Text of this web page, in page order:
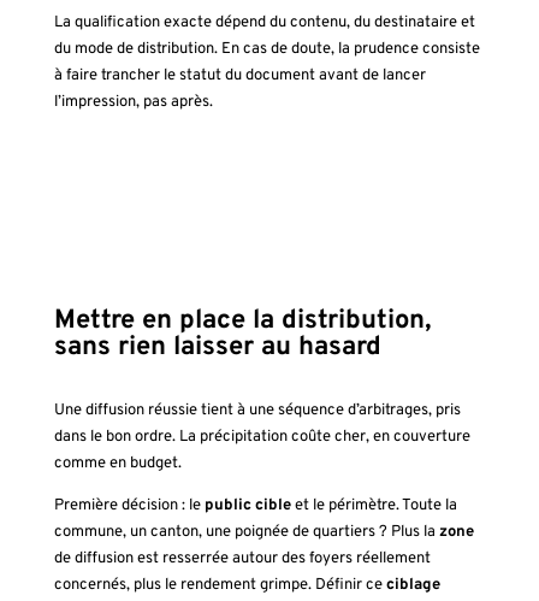
La qualification exacte dépend du contenu, du destinataire et
du mode de distribution. En cas de doute, la prudence consiste
à faire trancher le statut du document avant de lancer
l’impression, pas après.
Mettre en place la distribution,
sans rien laisser au hasard
Une diffusion réussie tient à une séquence d’arbitrages, pris
dans le bon ordre. La précipitation coûte cher, en couverture
comme en budget.
Première décision : le public cibleet le périmètre. Toute la
commune, un canton, une poignée de quartiers ? Plus la zone
de diffusion est resserrée autour des foyers réellement
concernés, plus le rendement grimpe. Définir ceciblage